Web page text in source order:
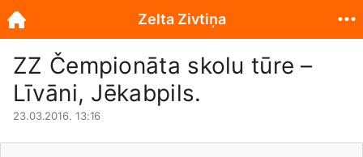
ZZ Čempionāta skolu tūre –
Līvāni, Jēkabpils.
23.03.2016. 13:16
Zelta Zivtiņa